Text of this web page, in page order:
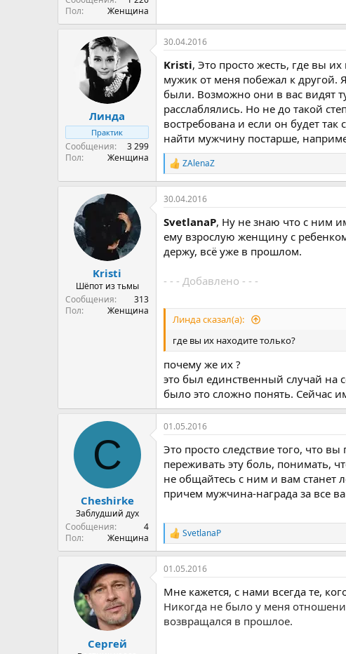
Пол
Женщина
Линда
Практик
Сообщения
3 299
Пол
Женщина
30.04.2016
Kristi, Это просто жесть, где вы
мужик от меня побежал к другой.
были. Возможно они в вас видят
расслаблялись. Но не до такой
востребована и если он будет
найти мужчину постарше,
Р
е
а
к
и
и
ZAlenaZ
Kristi
Шёпот из тьмы
Сообщения
313
Пол
Женщина
30.04.2016
SvetlanaP, Ну не знаю что с ним
ему взрослую женщину с
держу, всё уже в прошлом.
- - - Добавлено - - -
Линда сказал(а):
где вы их находите только?
почему же их ?
это был единственный случай на
было это сложно понять. Сейчас
C
Cheshirke
Заблудший дух
Сообщения
4
Пол
Женщина
01.05.2016
Это просто следствие того, что
переживать эту боль, понимать,
не общайтесь с ним и вам станет
причем мужчина-награда за все
Р
е
а
к
и
и
SvetlanaP
Сергей
01.05.2016
Мне кажется, с нами всегда те,
Никогда не было у меня
возвращался в прошлое.